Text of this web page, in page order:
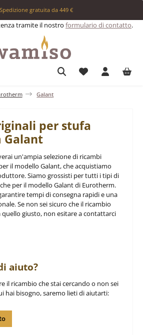
Spedizione gratuita da 449 €
tramite il nostro formulario di contatto.
Hai 0 articoli
Galant
per stufa
Galant
un'ampia selezione di ricambi
il modello Galant, che acquistiamo
Siamo grossisti per tutti i tipi di
per il modello Galant di Eurotherm.
tempi di consegna rapidi e una
Se non sei sicuro che il ricambio
quello giusto, non esitare a contattarci
aiuto?
il ricambio che stai cercando o non sei
hai bisogno, saremo lieti di aiutarti: